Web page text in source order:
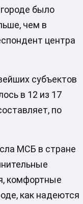
было
чем в
центра
субъектов
в 12 из 17
по
МСБ в стране
комфортные
как надеются